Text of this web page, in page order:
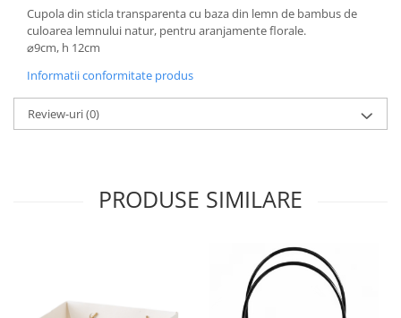
Cupola din sticla transparenta cu baza din lemn de bambus de
culoarea lemnului natur, pentru aranjamente florale.
⌀9cm, h 12cm
Informatii conformitate produs
Review-uri(0)
PRODUSE SIMILARE